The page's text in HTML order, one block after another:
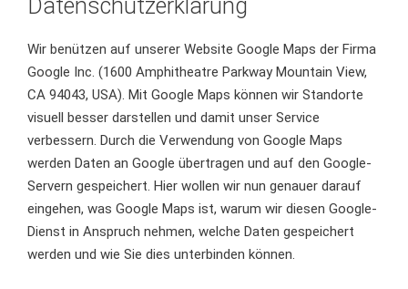
Datenschutzerklärung
Wir benützen auf unserer Website Google Maps der Firma
Google Inc. (1600 Amphitheatre Parkway Mountain View,
CA 94043, USA). Mit Google Maps können wir Standorte
visuell besser darstellen und damit unser Service
verbessern. Durch die Verwendung von Google Maps
werden Daten an Google übertragen und auf den Google-
Servern gespeichert. Hier wollen wir nun genauer darauf
eingehen, was Google Maps ist, warum wir diesen Google-
Dienst in Anspruch nehmen, welche Daten gespeichert
werden und wie Sie dies unterbinden können.